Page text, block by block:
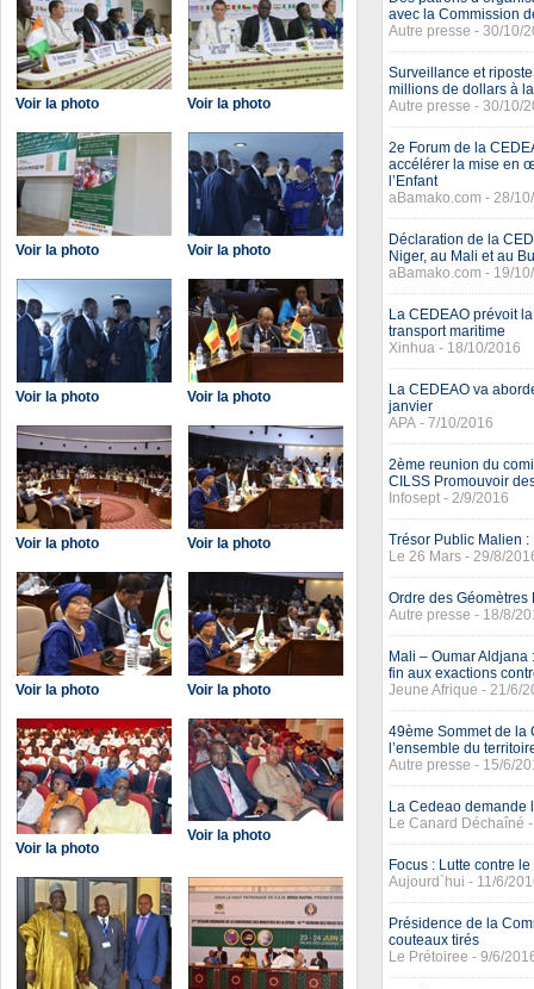
Voir la photo Voir la photo
Voir la photo Voir la photo
Voir la photo Voir la photo
Voir la photo Voir la photo
Voir la photo Voir la photo
Voir la photo
Voir la photo
avec la Commission
Autre presse - 30/10/
Surveillance et
millions de dollars à
Autre presse - 30/10/
2e Forum de la
accélérer la mise en
l’Enfant
aBamako.com - 28/
Déclaration de la
Niger, au Mali et au
aBamako.com - 19/
La CEDEAO prévoit
transport maritime
Xinhua - 18/10/2016
La CEDEAO va
janvier
APA - 7/10/2016
2ème reunion du
CILSS Promouvoir
Infosept - 2/9/2016
Trésor Public Malien
Le 26 Mars - 29/8/
Ordre des Géomètres
Autre presse - 18/8/
Mali – Oumar
fin aux exactions
Jeune Afrique - 21/6/
49ème Sommet de la
l’ensemble du
Autre presse - 15/6/
La Cedeao demande
Le Canard Déchaîné
Focus : Lutte contre
Aujourd`hui - 11/6/
Présidence de la
couteaux tirés
Le Prétoiree - 9/6/